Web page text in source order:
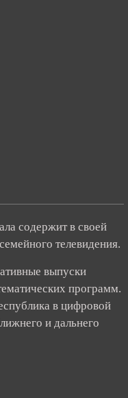
содержит в своей
телевидения.
выпуски
программ.
в цифровой
и дальнего